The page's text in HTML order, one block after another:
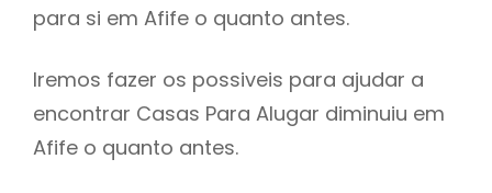
para si em Afife o quanto antes.
Iremos fazer os possiveis para ajudar a
encontrar Casas Para Alugar diminuiu em
Afife o quanto antes.